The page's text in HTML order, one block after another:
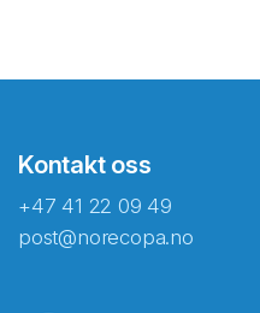
Kontakt oss
+47 41 22 09 49
post@norecopa.no